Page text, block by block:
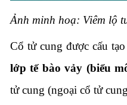
Ảnh minh hoạ: Viêm lộ
Cổ tử cung được cấu
lớp tế bào vảy (biểu
tử cung (ngoại cổ tử